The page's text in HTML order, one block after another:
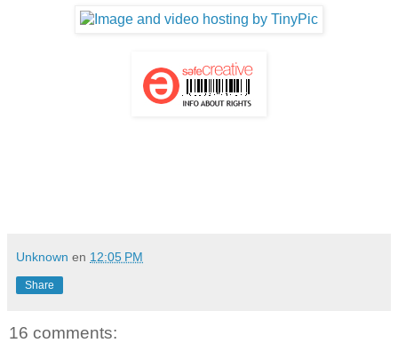
Unknown en 12:05 PM
Share
16 comments: